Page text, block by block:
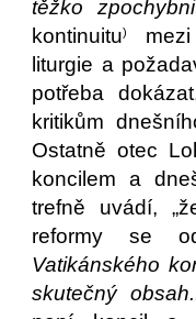
těžko
kontinuitu)
liturgie a
potřeba
kritikům
Ostatně otec
koncilem a
trefně uvádí,
reformy se
Vatikánského
skutečný